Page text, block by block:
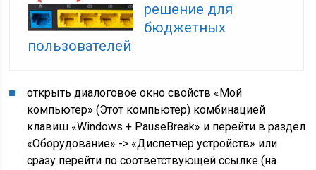
решение для
бюджетных
пользователей
открыть диалоговое окно свойств «Мой
компьютер» (Этот компьютер) комбинацией
клавиш «Windows + PauseBreak» и перейти в раздел
«Оборудование» -> «Диспетчер устройств» или
сразу перейти по соответствующей ссылке (на